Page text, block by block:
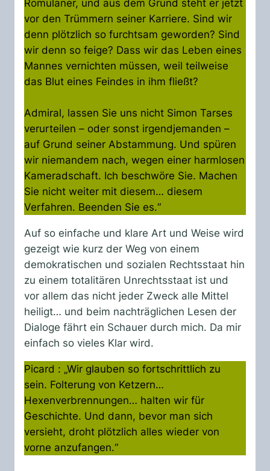
Romulaner, und aus dem Grund steht er jetzt
vor den Trümmern seiner Karriere. Sind wir
denn plötzlich so furchtsam geworden? Sind
wir denn so feige? Dass wir das Leben eines
Mannes vernichten müssen, weil teilweise
das Blut eines Feindes in ihm fließt?
Admiral, lassen Sie uns nicht Simon Tarses
verurteilen – oder sonst irgendjemanden –
auf Grund seiner Abstammung. Und spüren
wir niemandem nach, wegen einer harmlosen
Kameradschaft. Ich beschwöre Sie. Machen
Sie nicht weiter mit diesem… diesem
Verfahren. Beenden Sie es.“
Auf so einfache und klare Art und Weise wird
gezeigt wie kurz der Weg von einem
demokratischen und sozialen Rechtsstaat hin
zu einem totalitären Unrechtsstaat ist und
vor allem das nicht jeder Zweck alle Mittel
heiligt… und beim nachträglichen Lesen der
Dialoge fährt ein Schauer durch mich. Da mir
einfach so vieles Klar wird.
Picard : „Wir glauben so fortschrittlich zu
sein. Folterung von Ketzern…
Hexenverbrennungen… halten wir für
Geschichte. Und dann, bevor man sich
versieht, droht plötzlich alles wieder von
vorne anzufangen.“